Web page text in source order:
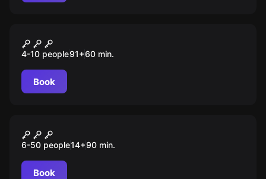
Дом с привидениями
4-10 people91+60 min.
Book
Бермудский треугольник
6-50 people14+90 min.
Book